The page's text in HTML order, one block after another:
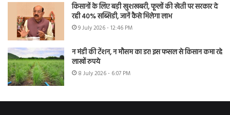
किसानों के लिए बड़ी खुशखबरी, फूलों की खेती पर सरकार दे
रही 40% सब्सिडी, जानें कैसे मिलेगा लाभ
9 July 2026 - 12:46 PM
न मंडी की टेंशन, न मौसम का डर! इस फसल से किसान कमा रहे
लाखों रुपये
8 July 2026 - 6:07 PM